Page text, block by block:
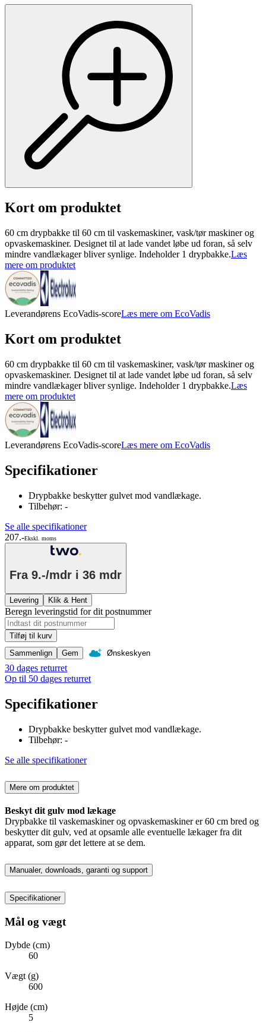
Kort om produktet
60 cm drypbakke til 60 cm til vaskemaskiner, vask/tør maskiner og
opvaskemaskiner. Designet til at lade vandet løbe ud foran, så selv
mindre vandlækager bliver synlige. Indeholder 1 drypbakke.Læs
mere om produktet
Leverandørens EcoVadis-scoreLæs mere om EcoVadis
Kort om produktet
60 cm drypbakke til 60 cm til vaskemaskiner, vask/tør maskiner og
opvaskemaskiner. Designet til at lade vandet løbe ud foran, så selv
mindre vandlækager bliver synlige. Indeholder 1 drypbakke.Læs
mere om produktet
Leverandørens EcoVadis-scoreLæs mere om EcoVadis
Specifikationer
Drypbakke beskytter gulvet mod vandlækage.
Tilbehør: -
Se alle specifikationer
207.-Ekskl. moms
Fra 9.-/mdr i 36 mdr
Levering Klik & Hent
Beregn leveringstid for dit postnummer
Tilføj til kurv
Sammenlign
Gem Ønskeskyen
30 dages returret
Op til 50 dages returret
Specifikationer
Drypbakke beskytter gulvet mod vandlækage.
Tilbehør: -
Se alle specifikationer
Mere om produktet
Beskyt dit gulv mod lækage
Drypbakke til vaskemaskiner og opvaskemaskiner er 60 cm bred og
beskytter dit gulv, ved at opsamle alle eventuelle lækager fra dit
apparat, som gør det lettere at se dem.
Manualer, downloads, garanti og support
Specifikationer
Mål og vægt
Dybde (cm)
60
Vægt (g)
600
Højde (cm)
5